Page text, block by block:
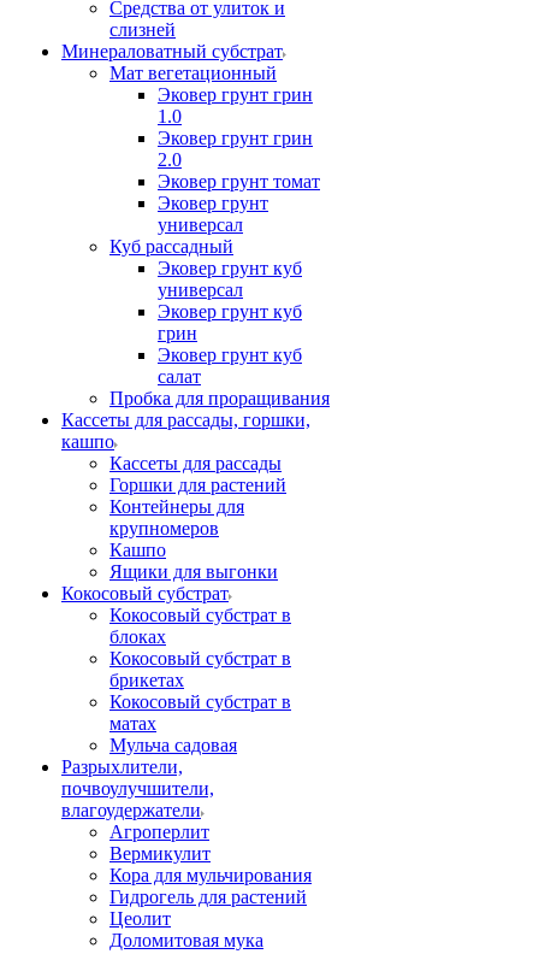
Средства от улиток и
слизней
Минераловатный субстрат
Мат вегетационный
Эковер грунт грин
1.0
Эковер грунт грин
2.0
Эковер грунт томат
Эковер грунт
универсал
Куб рассадный
Эковер грунт куб
универсал
Эковер грунт куб
грин
Эковер грунт куб
салат
Пробка для проращивания
Кассеты для рассады, горшки,
кашпо
Кассеты для рассады
Горшки для растений
Контейнеры для
крупномеров
Кашпо
Ящики для выгонки
Кокосовый субстрат
Кокосовый субстрат в
блоках
Кокосовый субстрат в
брикетах
Кокосовый субстрат в
матах
Мульча садовая
Разрыхлители,
почвоулучшители,
влагоудержатели
Агроперлит
Вермикулит
Кора для мульчирования
Гидрогель для растений
Цеолит
Доломитовая мука